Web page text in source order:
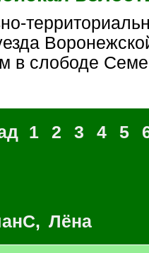
в слободе
1 2 3 4 5
, Лёна